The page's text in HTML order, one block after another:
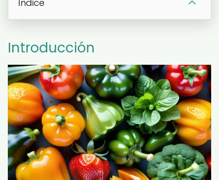
Índice
Introducción